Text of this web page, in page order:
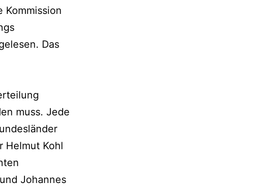
Kommission
Das
muss. Jede
Helmut Kohl
Johannes